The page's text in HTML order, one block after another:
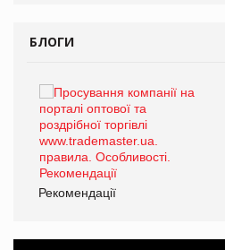
БЛОГИ
Рекомендації